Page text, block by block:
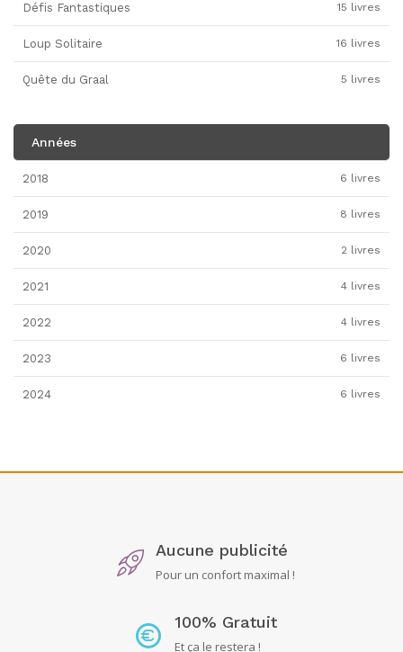
Défis Fantastiques 15 livres
Loup Solitaire 16 livres
Quête du Graal 5 livres
Années
2018 6 livres
2019 8 livres
2020 2 livres
2021 4 livres
2022 4 livres
2023 6 livres
2024 6 livres
Aucune publicité
Pour un confort maximal !
100% Gratuit
Et ça le restera !